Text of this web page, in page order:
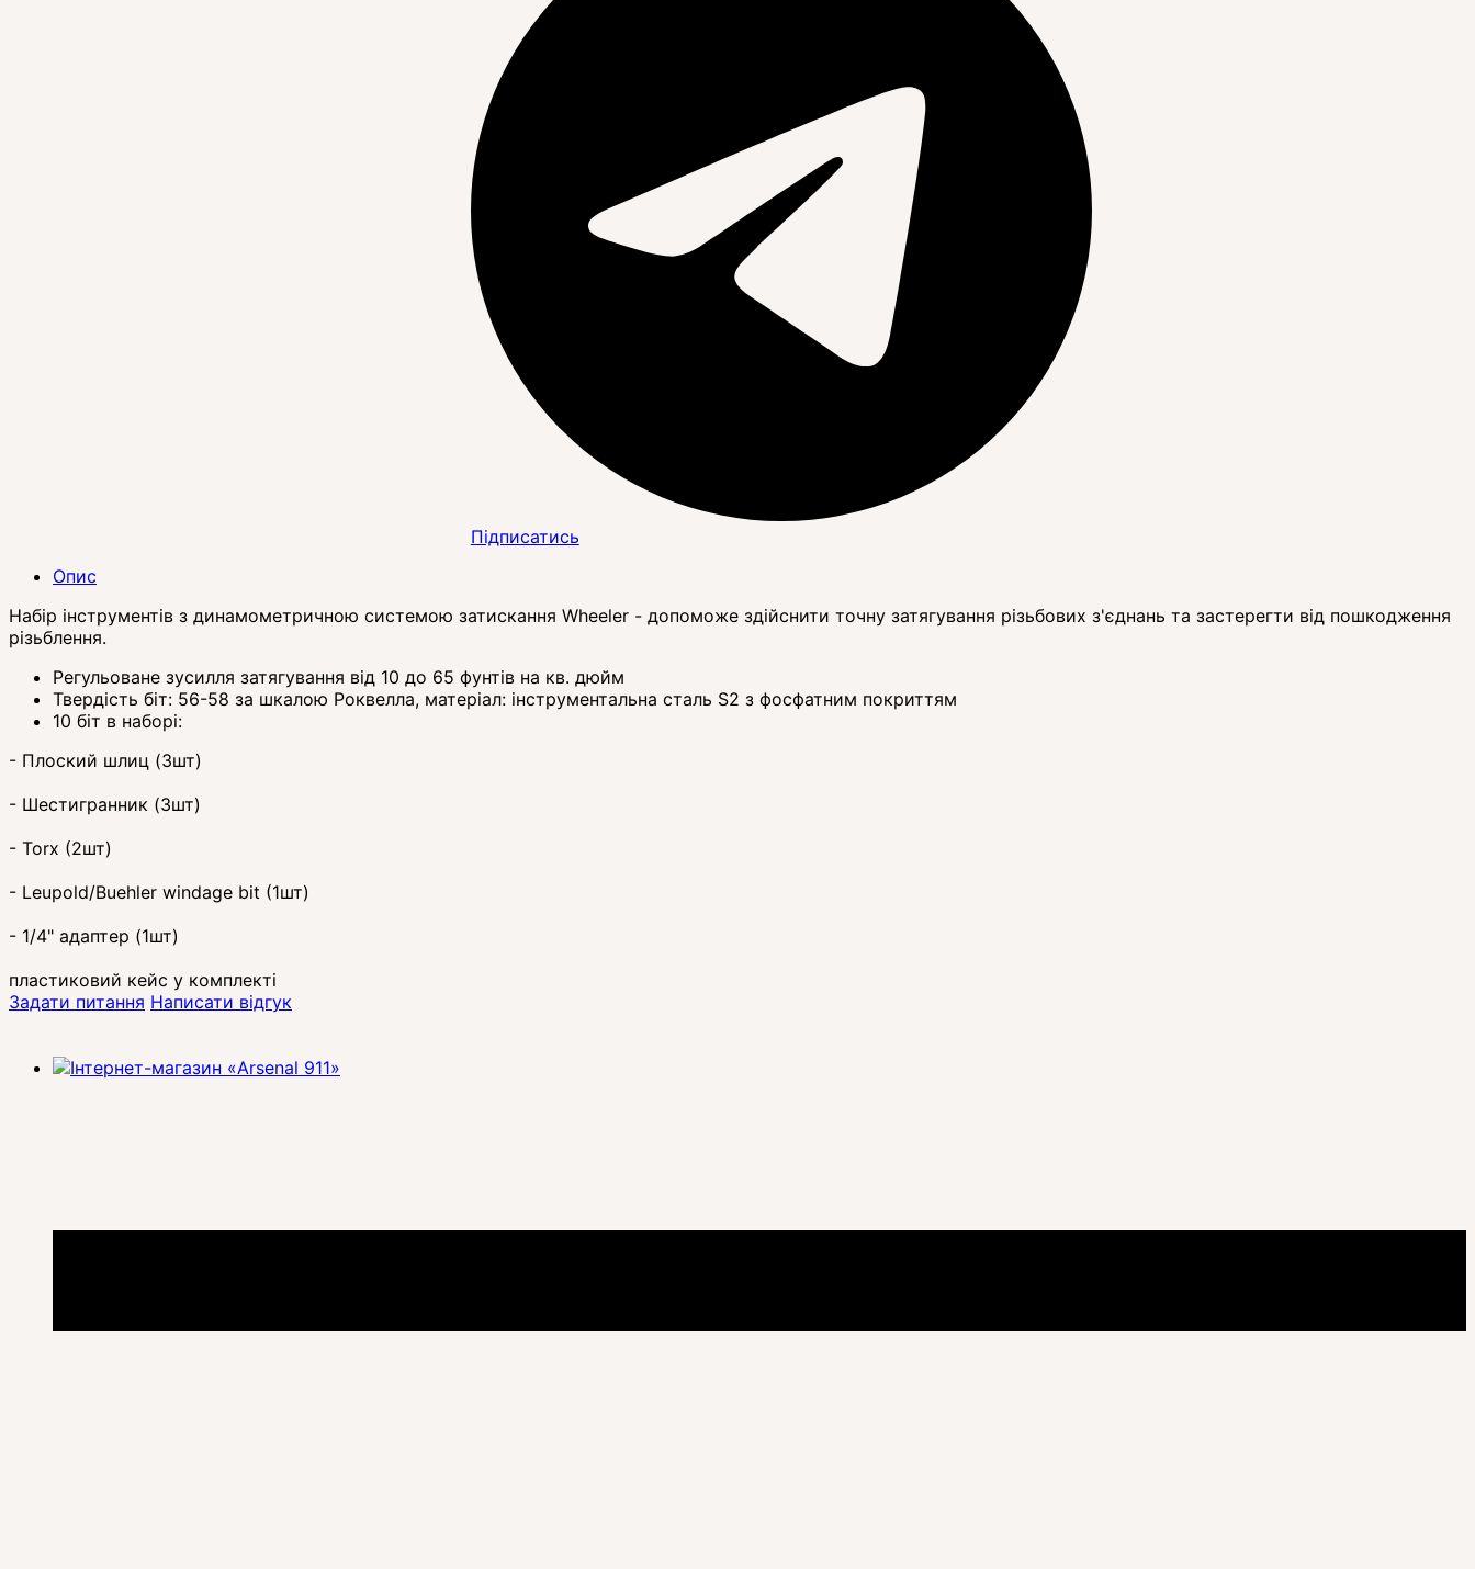
Підписатись
Опис
Набір інструментів з динамометричною системою затискання Wheeler - допоможе здійснити точну затягування різьбових з'єднань та застерегти від пошкодження
різьблення.
Регульоване зусилля затягування від 10 до 65 фунтів на кв. дюйм
Твердість біт: 56-58 за шкалою Роквелла, матеріал: інструментальна сталь S2 з фосфатним покриттям
10 біт в наборі:
- Плоский шлиц (3шт)
- Шестигранник (3шт)
- Torx (2шт)
- Leupold/Buehler windage bit (1шт)
- 1/4" адаптер (1шт)
пластиковий кейс у комплекті
Задати питання Написати відгук